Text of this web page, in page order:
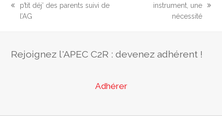
previous
p’tit déj’ des parents suivi de
l’AG
instrument, une
nécessité
Rejoignez l'APEC C2R : devenez adhérent !
Adhérer